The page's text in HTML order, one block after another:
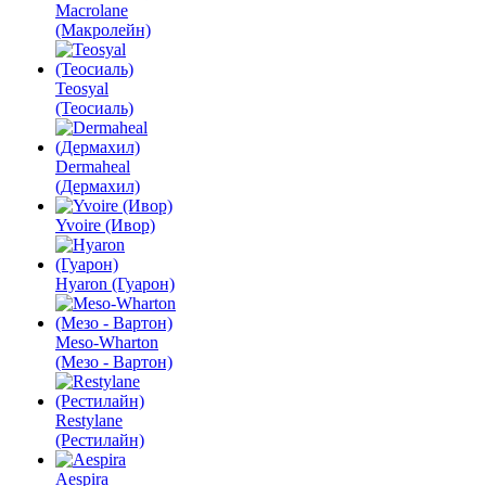
Macrolane
(Макролейн)
Teosyal
(Теосиаль)
Dermaheal
(Дермахил)
Yvoire (Ивор)
Hyaron (Гуарон)
Meso-Wharton
(Мезо - Вартон)
Restylane
(Рестилайн)
Aespira